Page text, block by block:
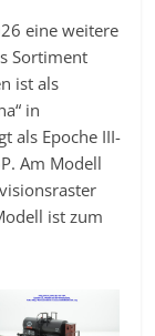
eine weitere
Sortiment
ist als
in
als Epoche III-
Am Modell
ist zum